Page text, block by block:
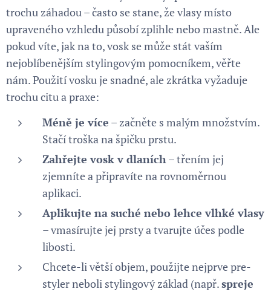
trochu záhadou – často se stane, že vlasy místo
upraveného vzhledu působí zplihle nebo mastně. Ale
pokud víte, jak na to, vosk se může stát vaším
nejoblíbenějším stylingovým pomocníkem, věřte
nám. Použití vosku je snadné, ale zkrátka vyžaduje
trochu citu a praxe:
Méně je více – začněte s malým množstvím.
Stačí troška na špičku prstu.
Zahřejte vosk v dlaních– třením jej
zjemníte a připravíte na rovnoměrnou
aplikaci.
Aplikujte na suché nebo lehce vlhké vlasy
– vmasírujte jej prsty a tvarujte účes podle
libosti.
Chcete-li větší objem, použijte nejprve pre-
styler neboli stylingový základ (např.spreje